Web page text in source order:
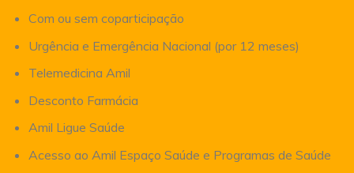
Com ou sem coparticipação
Urgência e Emergência Nacional (por 12 meses)
Telemedicina Amil
Desconto Farmácia
Amil Ligue Saúde
Acesso ao Amil Espaço Saúde e Programas de Saúde